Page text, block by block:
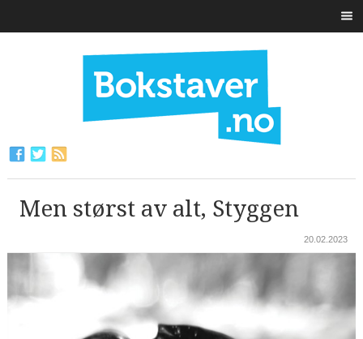
Men størst av alt, Styggen
20.02.2023